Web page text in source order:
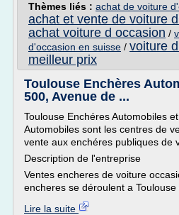
Thèmes liés : achat de voiture
achat et vente de voiture
achat voiture d occasion /
d'occasion en suisse / voiture
meilleur prix
Toulouse Enchères
500, Avenue de ...
Toulouse Enchéres Automobiles
Automobiles sont les centres de
vente aux enchéres publiques de
Description de l'entreprise
Ventes encheres de voiture
encheres se déroulent a Toulouse
Lire la suite